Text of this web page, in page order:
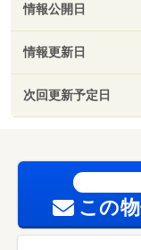
情報公開日
情報更新日
次回更新予定日
この